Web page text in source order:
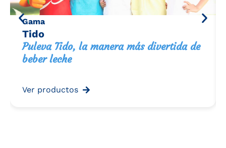
Gama
Tido
Puleva Tido, la manera más divertida de
beber leche
Ver productos